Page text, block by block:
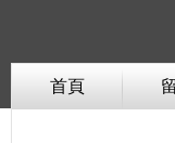
首頁